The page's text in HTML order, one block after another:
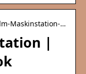
Maskinstation-…
|